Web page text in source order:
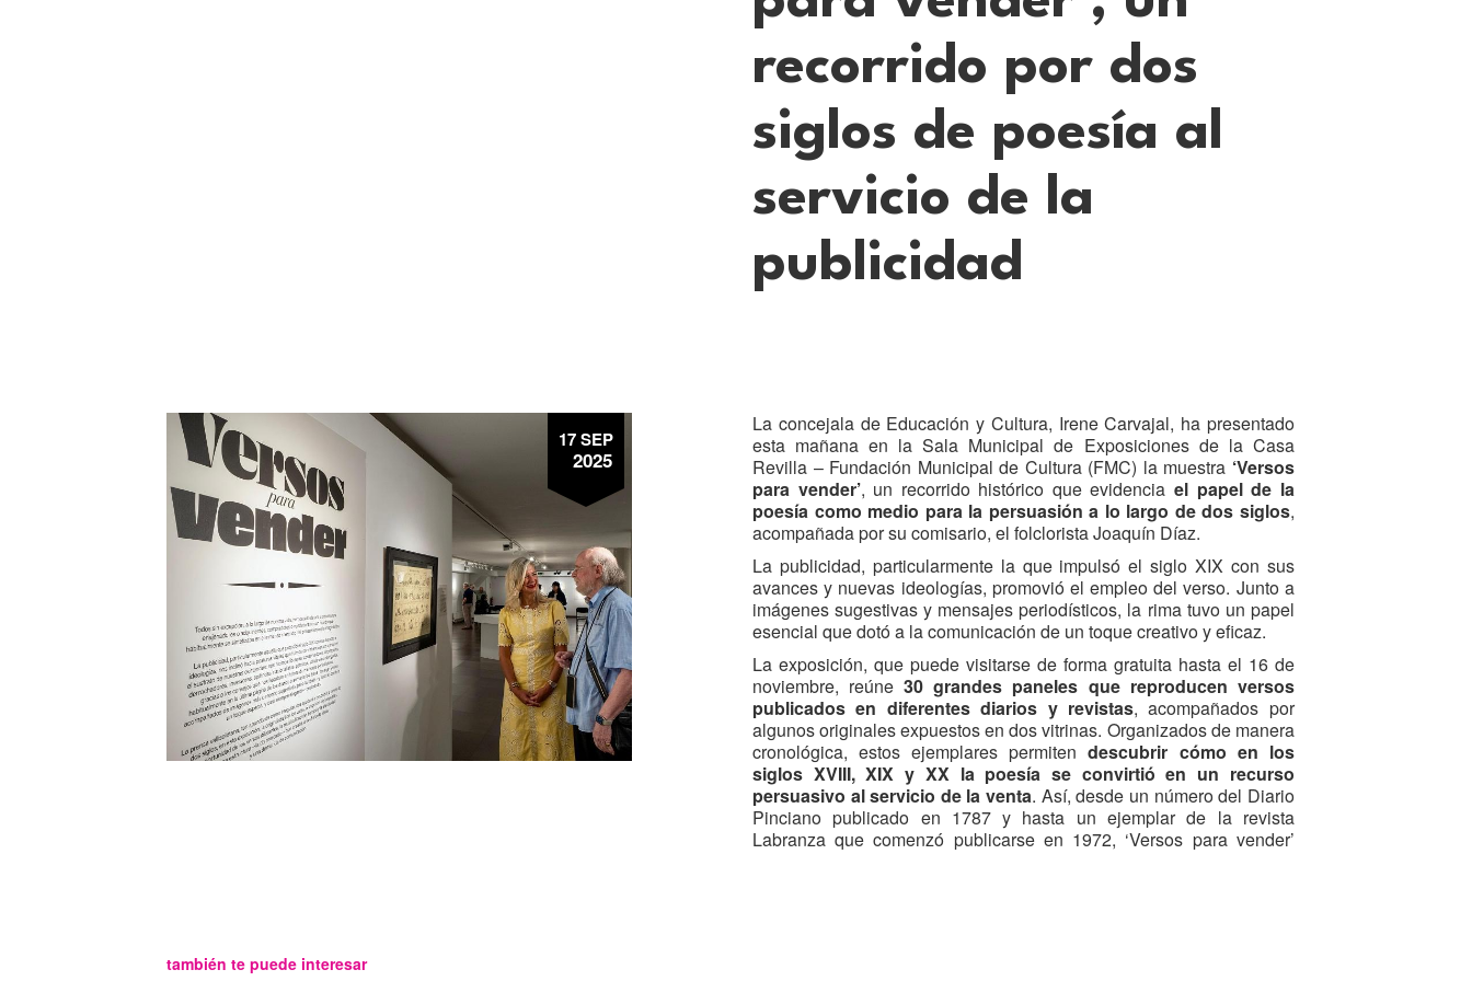
recorrido por dos
siglos de poesía al
servicio de la
publicidad
17 SEP
2025
La concejala de Educación y Cultura, Irene Carvajal, ha presentado
esta mañana en la Sala Municipal de Exposiciones de la Casa
Revilla – Fundación Municipal de Cultura (FMC) la muestra ‘Versos
para vender’, un recorrido histórico que evidenciael papel de la
poesía como medio para la persuasión a lo largo de dos siglos,
acompañada por su comisario, el folclorista Joaquín Díaz.
La publicidad, particularmente la que impulsó el siglo XIX con sus
avances y nuevas ideologías, promovió el empleo del verso. Junto a
imágenes sugestivas y mensajes periodísticos, la rima tuvo un papel
esencial que dotó a la comunicación de un toque creativo y eficaz.
La exposición, que puede visitarse de forma gratuita hasta el 16 de
noviembre, reúne30 grandes paneles que reproducen versos
publicados en diferentes diarios y revistas, acompañados por
algunos originales expuestos en dos vitrinas. Organizados de manera
cronológica, estos ejemplares permitendescubrir cómo en los
siglos XVIII, XIX y XX la poesía se convirtió en un recurso
persuasivo al servicio de la venta. Así, desde un número del Diario
Pinciano publicado en 1787 y hasta un ejemplar de la revista
Labranza que comenzó publicarse en 1972, ‘Versos para vender’
también te puede interesar